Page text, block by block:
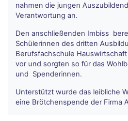
nahmen die jungen
Verantwortung an.
Den anschließenden Imbiss
Schülerinnen des dritten
Berufsfachschule
vor und sorgten so für das
und Spenderinnen.
Unterstützt wurde das leibliche
eine Brötchenspende der Firma